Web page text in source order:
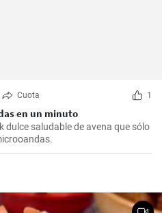
Cuota 1
en un minuto
dulce saludable de avena que sólo